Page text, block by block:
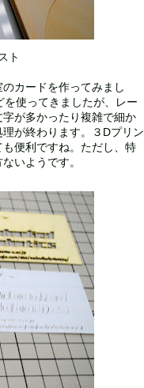
ト
カードを作ってみまし
使ってきましたが、レー
が多かったり複雑で細か
が終わります。３Dプリン
便利ですね。ただし、特
いようです。